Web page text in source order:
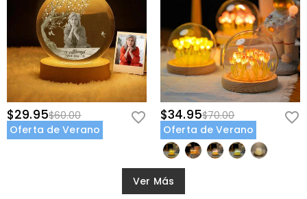
$29.95$60.00
Oferta de Verano
$34.95$70.00
Oferta de Verano
Ver Más